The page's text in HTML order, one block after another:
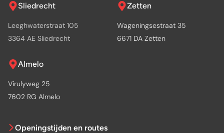
Sliedrecht
Leeghwaterstraat 105
3364 AE Sliedrecht
Zetten
Wageningsestraat 35
6671 DA Zetten
Almelo
Virulyweg 25
7602 RG Almelo
Openingstijden en routes